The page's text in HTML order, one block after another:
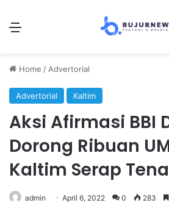
Menu
Home / Advertorial
Advertorial Kaltim
Aksi Afirmasi BBI
Dorong Ribuan
Kaltim Serap
admin April 6, 2022 0 283